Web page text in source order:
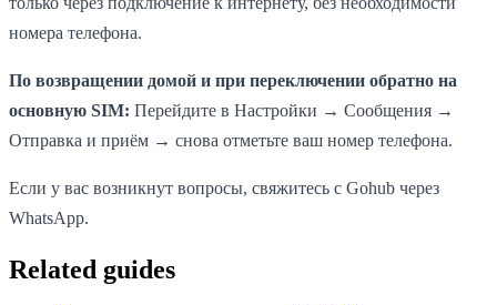
номера телефона.
По возвращении домой и при переключении обратно на
основную SIM: Перейдите в Настройки → Сообщения →
Отправка и приём → снова отметьте ваш номер телефона.
Если у вас возникнут вопросы, свяжитесь с Gohub через
WhatsApp.
Related guides